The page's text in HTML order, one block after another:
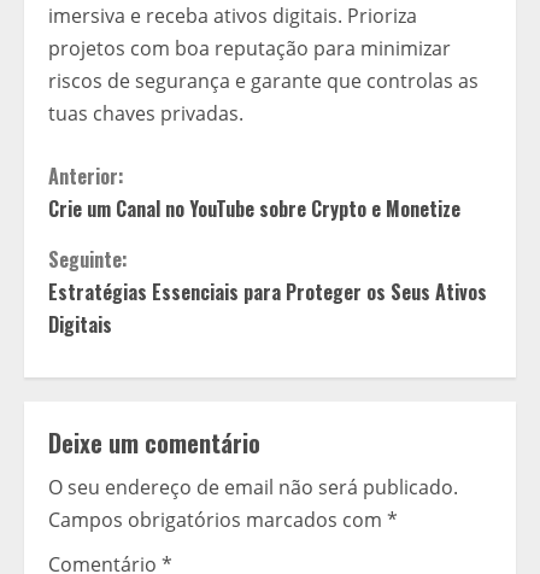
imersiva e receba ativos digitais. Prioriza
projetos com boa reputação para minimizar
riscos de segurança e garante que controlas as
tuas chaves privadas.
C
o
n
t
i
n
u
a
Anterior:
Crie um Canal no YouTube sobre Crypto e Monetize
Seguinte:
Estratégias Essenciais para Proteger os Seus Ativos
Digitais
Deixe um comentário
O seu endereço de email não será publicado.
Campos obrigatórios marcados com *
Comentário *